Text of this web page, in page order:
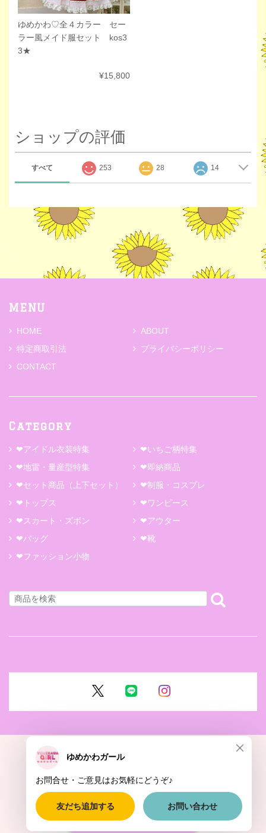
ゆめかわ♡全４カラー セー
ラー風メイド服セット kos3
3★
¥15,800
ショップの評価
すべて 253 28 14
MENU
HOME
ABOUT
特定商取引法
プライバシーポリシー
CONTACT
Category
❤アイドル衣装特集
❤いちご柄特集
❤地雷・量産型特集
❤即納商品
❤セット商品（上下セット）
❤制服・コスプレ
❤トップス
❤ワンピース
❤スカート・ズボン
❤アウター
❤バッグ
❤靴
❤ファッション小物
ショップに質問する